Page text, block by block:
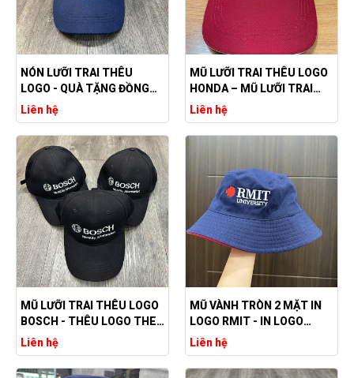
NÓN LƯỠI TRAI THÊU
LOGO - QUÀ TẶNG ĐỒNG
PHỤC GIÁ RẺ
Liên hệ
MŨ LƯỠI TRAI THÊU LOGO
HONDA – MŨ LƯỠI TRAI
THÊU LOGO THEO YÊU
CẦU
Liên hệ
MŨ LƯỠI TRAI THÊU LOGO
BOSCH - THÊU LOGO THEO
YÊU CẦU
Liên hệ
MŨ VÀNH TRÒN 2 MẶT IN
LOGO RMIT - IN LOGO
THEO YÊU CẦU
Liên hệ